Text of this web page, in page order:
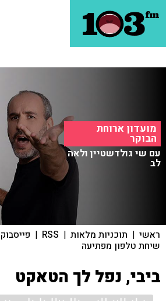
מועדון ארוחת
הבוקר
עם שי גולדשטיין ולאה
לב
ראשי | תוכניות מלאות |
RSS
| פייסבוק
שיחת טלפון מפתיעה
ביבי, נפל לך הטאקט